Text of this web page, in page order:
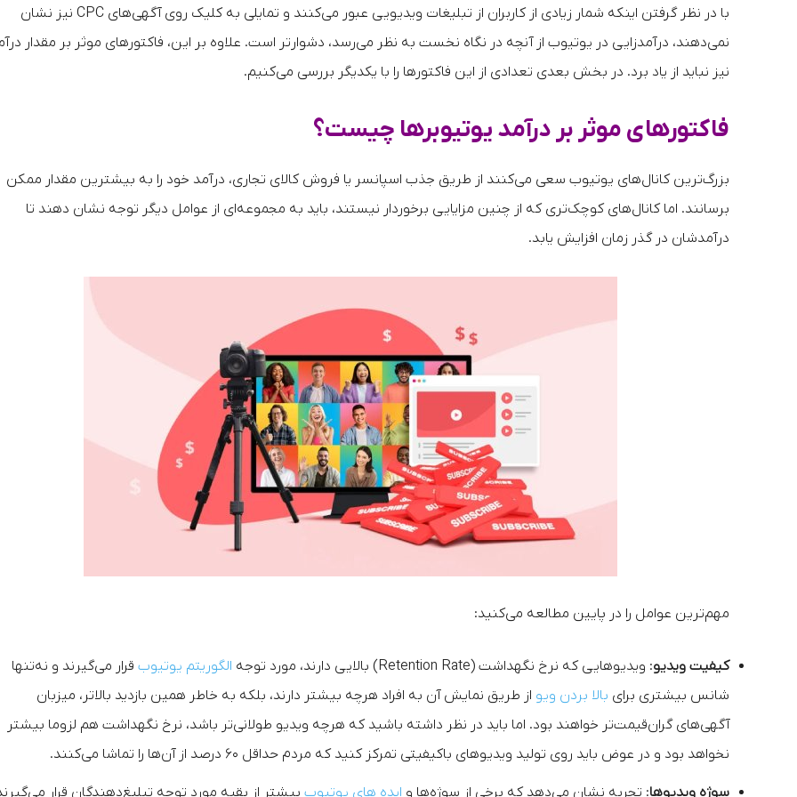
با در نظر گرفتن اینکه شمار زیادی از کاربران از تبلیغات ویدیویی عبور می‌کنند و تمایلی به کلیک روی آگهی‌های CPC نیز نشان
نمی‌دهند، درآمدزایی در یوتیوب از آنچه در نگاه نخست به نظر می‌رسد، دشوارتر است. علاوه بر این، فاکتورهای موثر بر مقدار
نیز نباید از یاد برد. در بخش بعدی تعدادی از این فاکتورها را با یکدیگر بررسی می‌کنیم.
فاکتورهای موثر بر درآمد یوتیوبرها چیست؟
بزرگ‌ترین کانال‌های یوتیوب سعی می‌کنند از طریق جذب اسپانسر یا فروش کالای تجاری، درآمد خود را به بیشترین مقدار ممکن
برسانند. اما کانال‌های کوچک‌تری که از چنین مزایایی برخوردار نیستند، باید به مجموعه‌ای از عوامل دیگر توجه نشان دهند تا
درآمدشان در گذر زمان افزایش یابد.
مهم‌ترین عوامل را در پایین مطالعه می‌کنید:
کیفیت ویدیو: ویدیوهایی که نرخ نگهداشت (Retention Rate) بالایی دارند، مورد توجه الگوریتم یوتیوب قرار می‌گیرند و نه‌تنها
شانس بیشتری برای بالا بردن ویو از طریق نمایش آن به افراد هرچه بیشتر دارند، بلکه به خاطر همین بازدید بالاتر، میزبان
آگهی‌های گران‌قیمت‌تر خواهند بود. اما باید در نظر داشته باشید که هرچه ویدیو طولانی‌تر باشد، نرخ نگهداشت هم لزوما بیشتر
نخواهد بود و در عوض باید روی تولید ویدیوهای باکیفیتی تمرکز کنید که مردم حداقل ۶۰ درصد از آن‌ها را تماشا می‌کنند.
سوژه ویدیوها: تجربه نشان می‌دهد که برخی از سوژه‌ها و ایده های یوتیوب بیشتر از بقیه مورد توجه تبلیغ‌دهندگان قرار